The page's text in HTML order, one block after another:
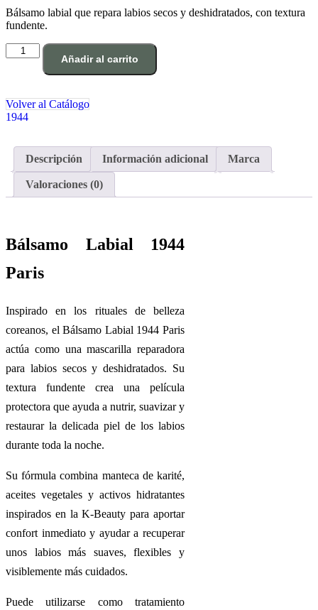
Bálsamo labial que repara labios secos y deshidratados, con textura
fundente.
Bálsamo
labial
Añadir al carrito
Volver al Catálogo
1944
Descripción Información adicional Marca
Valoraciones (0)
Bálsamo Labial 1944
Paris
Inspirado en los rituales de belleza
coreanos, el Bálsamo Labial 1944 Paris
actúa como una mascarilla reparadora
para labios secos y deshidratados. Su
textura fundente crea una película
protectora que ayuda a nutrir, suavizar y
restaurar la delicada piel de los labios
durante toda la noche.
Su fórmula combina manteca de karité,
aceites vegetales y activos hidratantes
inspirados en la K-Beauty para aportar
confort inmediato y ayudar a recuperar
unos labios más suaves, flexibles y
visiblemente más cuidados.
Puede utilizarse como tratamiento